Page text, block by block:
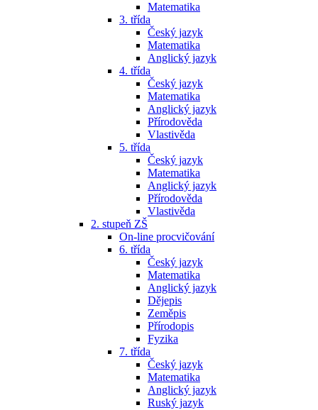
Matematika
3. třída
Český jazyk
Matematika
Anglický jazyk
4. třída
Český jazyk
Matematika
Anglický jazyk
Přírodověda
Vlastivěda
5. třída
Český jazyk
Matematika
Anglický jazyk
Přírodověda
Vlastivěda
2. stupeň ZŠ
On-line procvičování
6. třída
Český jazyk
Matematika
Anglický jazyk
Dějepis
Zeměpis
Přírodopis
Fyzika
7. třída
Český jazyk
Matematika
Anglický jazyk
Ruský jazyk